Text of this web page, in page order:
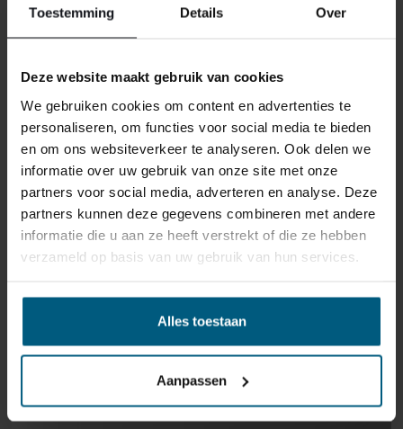
Toestemming Details Over
Deze website maakt gebruik van cookies
We gebruiken cookies om content en advertenties te
personaliseren, om functies voor social media te bieden
en om ons websiteverkeer te analyseren. Ook delen we
informatie over uw gebruik van onze site met onze
partners voor social media, adverteren en analyse. Deze
partners kunnen deze gegevens combineren met andere
informatie die u aan ze heeft verstrekt of die ze hebben
verzameld op basis van uw gebruik van hun services.
Alles toestaan
Aanpassen
reden ook is, u heeft het recht uw bestelling tot14
dagen na ontvangst zonder opgave van reden te
ervoor dat deze bij het retour sturen goed verpakt is.
Mocht het product beschadigd zijn of is de verpakking
meer beschadigd dan nodig, dan kunnen we deze
waardevermindering van het product aan u
doorberekenen.
GERELATEERDE PRODUCTEN